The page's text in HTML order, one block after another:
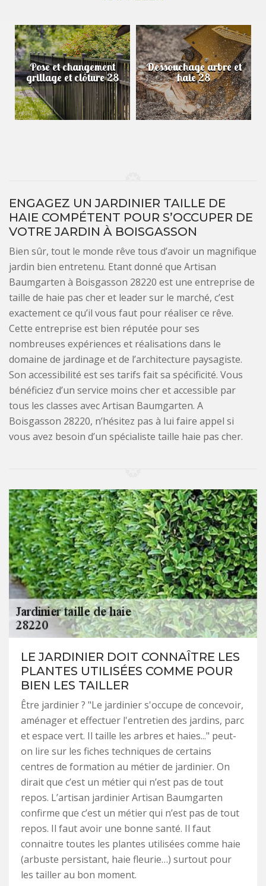
Pose et changement
grillage et clôture 28
Dessouchage arbre et
haie 28
ENGAGEZ UN JARDINIER TAILLE DE
HAIE COMPÉTENT POUR S’OCCUPER DE
VOTRE JARDIN À BOISGASSON
Bien sûr, tout le monde rêve tous d’avoir un magnifique
jardin bien entretenu. Etant donné que Artisan
Baumgarten à Boisgasson 28220 est une entreprise de
taille de haie pas cher et leader sur le marché, c’est
exactement ce qu’il vous faut pour réaliser ce rêve.
Cette entreprise est bien réputée pour ses
nombreuses expériences et réalisations dans le
domaine de jardinage et de l’architecture paysagiste.
Son accessibilité est ses tarifs fait sa spécificité. Vous
bénéficiez d’un service moins cher et accessible par
tous les classes avec Artisan Baumgarten. A
Boisgasson 28220, n’hésitez pas à lui faire appel si
vous avez besoin d’un spécialiste taille haie pas cher.
LE JARDINIER DOIT CONNAÎTRE LES
PLANTES UTILISÉES COMME POUR
BIEN LES TAILLER
Être jardinier ? "Le jardinier s'occupe de concevoir,
aménager et effectuer l'entretien des jardins, parc
et espace vert. Il taille les arbres et haies..." peut-
on lire sur les fiches techniques de certains
centres de formation au métier de jardinier. On
dirait que c’est un métier qui n’est pas de tout
repos. L’artisan jardinier Artisan Baumgarten
confirme que c’est un métier qui n’est pas de tout
repos. Il faut avoir une bonne santé. Il faut
connaitre toutes les plantes utilisées comme haie
(arbuste persistant, haie fleurie…) surtout pour
les tailler au bon moment.